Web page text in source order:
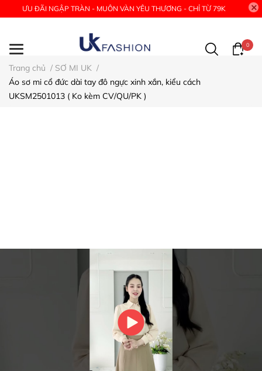
ƯU ĐÃI NGẬP TRÀN - MUÔN VÀN YÊU THƯƠNG - CHỈ TỪ 79K
0
Trang chủ / SƠ MI UK /
Áo sơ mi cổ đức dài tay đô ngực xinh xắn, kiểu cách
UKSM2501013 ( Ko kèm CV/QU/PK )